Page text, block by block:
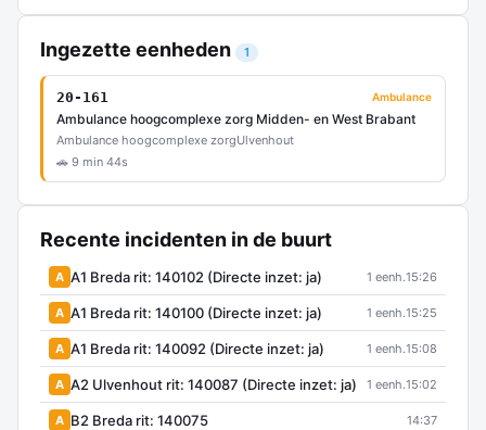
Ingezette eenheden 1
20-161 Ambulance
Ambulance hoogcomplexe zorg Midden- en West Brabant
Ambulance hoogcomplexe zorgUlvenhout
🚗 9 min 44s
Recente incidenten in de buurt
A A1 Breda rit: 140102 (Directe inzet: ja) 1 eenh.15:26
A A1 Breda rit: 140100 (Directe inzet: ja) 1 eenh.15:25
A A1 Breda rit: 140092 (Directe inzet: ja) 1 eenh.15:08
A A2 Ulvenhout rit: 140087 (Directe inzet: ja) 1 eenh.15:02
A B2 Breda rit: 140075 14:37